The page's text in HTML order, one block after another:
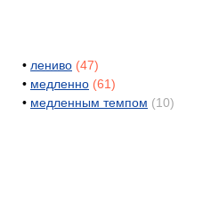
• лениво (47)
• медленно (61)
• медленным темпом (10)